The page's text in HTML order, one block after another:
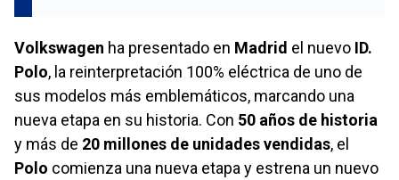
Volkswagen ha presentado en Madrid el nuevo ID.
Polo, la reinterpretación 100% eléctrica de uno de
sus modelos más emblemáticos, marcando una
nueva etapa en su historia. Con 50 años de historia
y más de 20 millones de unidades vendidas, el
Polo comienza una nueva etapa y estrena un nuevo